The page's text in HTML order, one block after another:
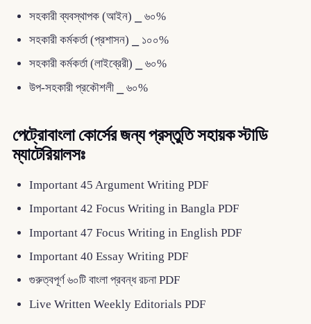
সহকারী ব্যবস্থাপক (আইন) ⎯ ৬০%
সহকারী কর্মকর্তা (প্রশাসন) ⎯ ১০০%
সহকারী কর্মকর্তা (লাইব্রেরী) ⎯ ৬০%
উপ-সহকারী প্রকৌশলী ⎯ ৬০%
পেট্রোবাংলা কোর্সের জন্য প্রস্তুতি সহায়ক স্টাডি
ম্যাটেরিয়ালসঃ
Important 45 Argument Writing PDF
Important 42 Focus Writing in Bangla PDF
Important 47 Focus Writing in English PDF
Important 40 Essay Writing PDF
গুরুত্বপূর্ণ ৬০টি বাংলা প্রবন্ধ রচনা PDF
Live Written Weekly Editorials PDF